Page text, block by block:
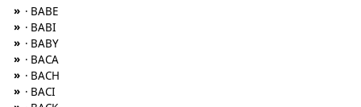
» · BABE
» · BABI
» · BABY
» · BACA
» · BACH
» · BACI